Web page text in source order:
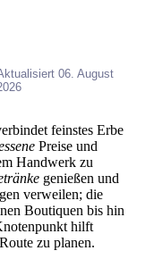
06. August
feinstes Erbe
Preise und
Handwerk zu
genießen und
verweilen; die
Boutiquen bis hin
hilft
zu planen.